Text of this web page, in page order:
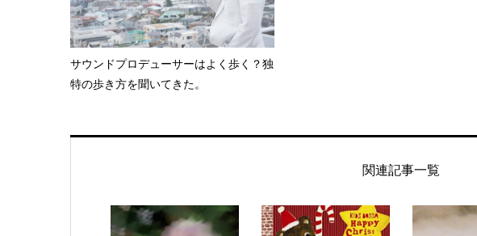
サウンドプロデューサーはよく歩く？独
特の歩き方を聞いてきた。
関連記事一覧